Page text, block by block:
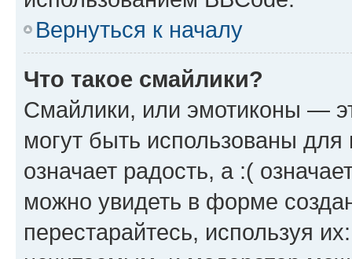
Вернуться к началу
Что такое смайлики?
Смайлики, или эмотиконы —
могут быть использованы
означает радость, а :(
можно увидеть в форме
перестарайтесь, используя